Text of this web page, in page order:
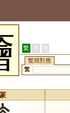
繁 簡 港
繁簡對應
繁